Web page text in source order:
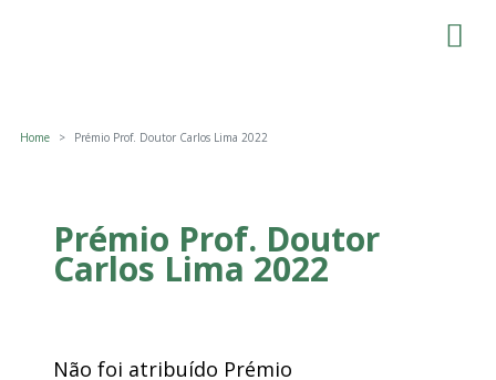
Home Prémio Prof. Doutor Carlos Lima 2022
Prémio Prof. Doutor
Carlos Lima 2022
Não foi atribuído Prémio